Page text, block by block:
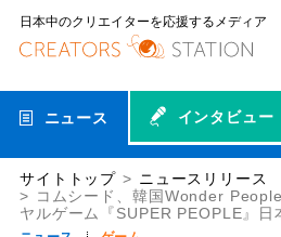
日本中のクリエイターを応援するメディア
ニュース インタビュー
サイトトップ
ニュースリリース
コムシード、韓国Wonder
ヤルゲーム『SUPER PEOPLE』日